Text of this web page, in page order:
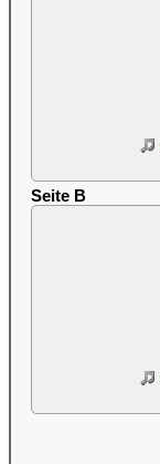
Seite B